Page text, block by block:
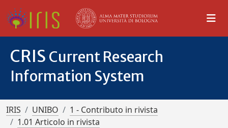
CRIS Current Research
Information System
IRIS UNIBO
1 - Contributo in rivista
1.01 Articolo in rivista